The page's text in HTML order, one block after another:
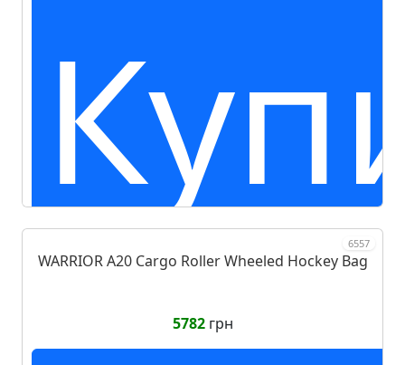
6557
WARRIOR A20 Cargo Roller Wheeled Hockey Bag
5782грн